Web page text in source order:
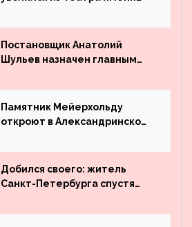
Постановщик Анатолий
Шульев назначен главным
Вахтангова
Памятник Мейерхольду
откроют в Александринском
Добился своего: житель
Санкт-Петербурга спустя
угнанную в Казахстан